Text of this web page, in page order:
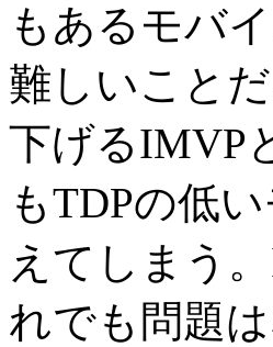
もあるモバ
難しいこと
下げるIMVP
もTDPの低
えてしまう
れでも問題